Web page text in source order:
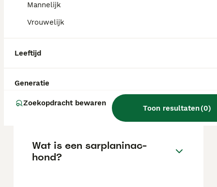
Mannelijk
Vrouwelijk
Leeftijd
Generatie
Zoekopdracht bewaren
Toon resultaten(0)
Een Sarplaninac pup is niet altijd
gemakkelijk te vinden en vraagt een
aanzienlijke investering die varieert
gezondheidsproblemen
hebben mensen met
sarplaninac?
Wat is een sarplaninac-
hond?